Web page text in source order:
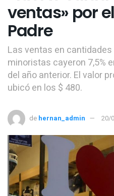
ventas» por
Padre
Las ventas en
minoristas cayeron 7,5%
del año anterior. El valor
ubicó en los $ 480.
de hernan_admin 20/